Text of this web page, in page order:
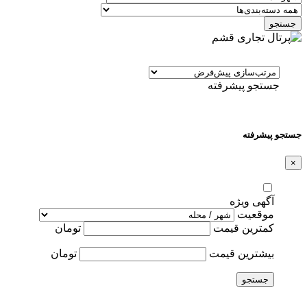
جستجو
جستجو پیشرفته
جستجو پیشرفته
×
آگهی ویژه
موقعیت
کمترین قیمت
تومان
بیشترین قیمت تومان
جستجو